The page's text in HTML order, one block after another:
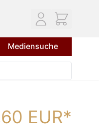
Mediensuche
EUR